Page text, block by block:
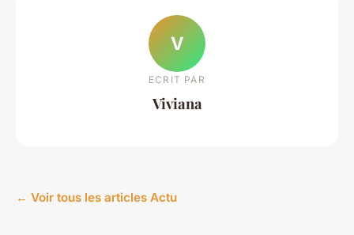
V
ECRIT PAR
Viviana
← Voir tous les articles Actu